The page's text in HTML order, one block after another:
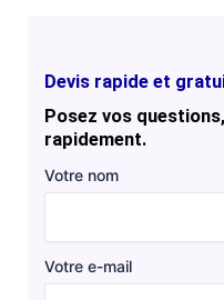
Devis rapide et
Posez vos
rapidement.
Votre nom
Votre e-mail